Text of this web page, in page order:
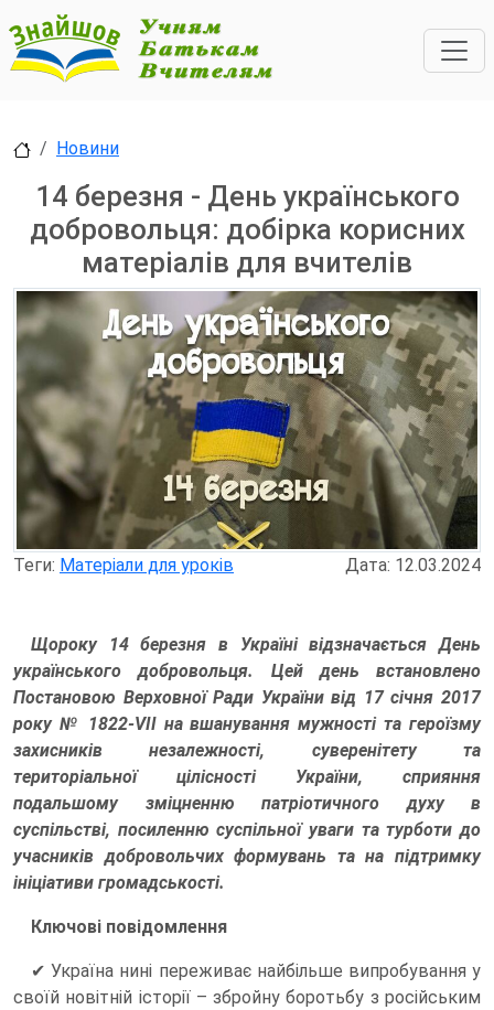
Новини
14 березня - День українського
добровольця: добірка корисних
матеріалів для вчителів
Теги: Матеріали для уроків Дата: 12.03.2024
Щороку 14 березня в Україні відзначається День
українського добровольця. Цей день встановлено
Постановою Верховної Ради України від 17 січня 2017
року № 1822-VII на вшанування мужності та героїзму
захисників незалежності, суверенітету та
територіальної цілісності України, сприяння
подальшому зміцненню патріотичного духу в
суспільстві, посиленню суспільної уваги та турботи до
учасників добровольчих формувань та на підтримку
ініціативи громадськості.
Ключові повідомлення
✔ Україна нині переживає найбільше випробування у
своїй новітній історії – збройну боротьбу з російським